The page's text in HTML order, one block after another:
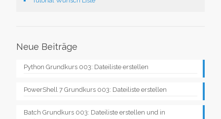
Neue Beiträge
Python Grundkurs 003: Dateiliste erstellen
PowerShell 7 Grundkurs 003: Dateiliste erstellen
Batch Grundkurs 003: Dateiliste erstellen und in